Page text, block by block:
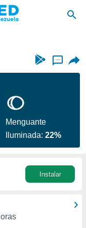
...
Menguante
Iluminada:22%
Instalar